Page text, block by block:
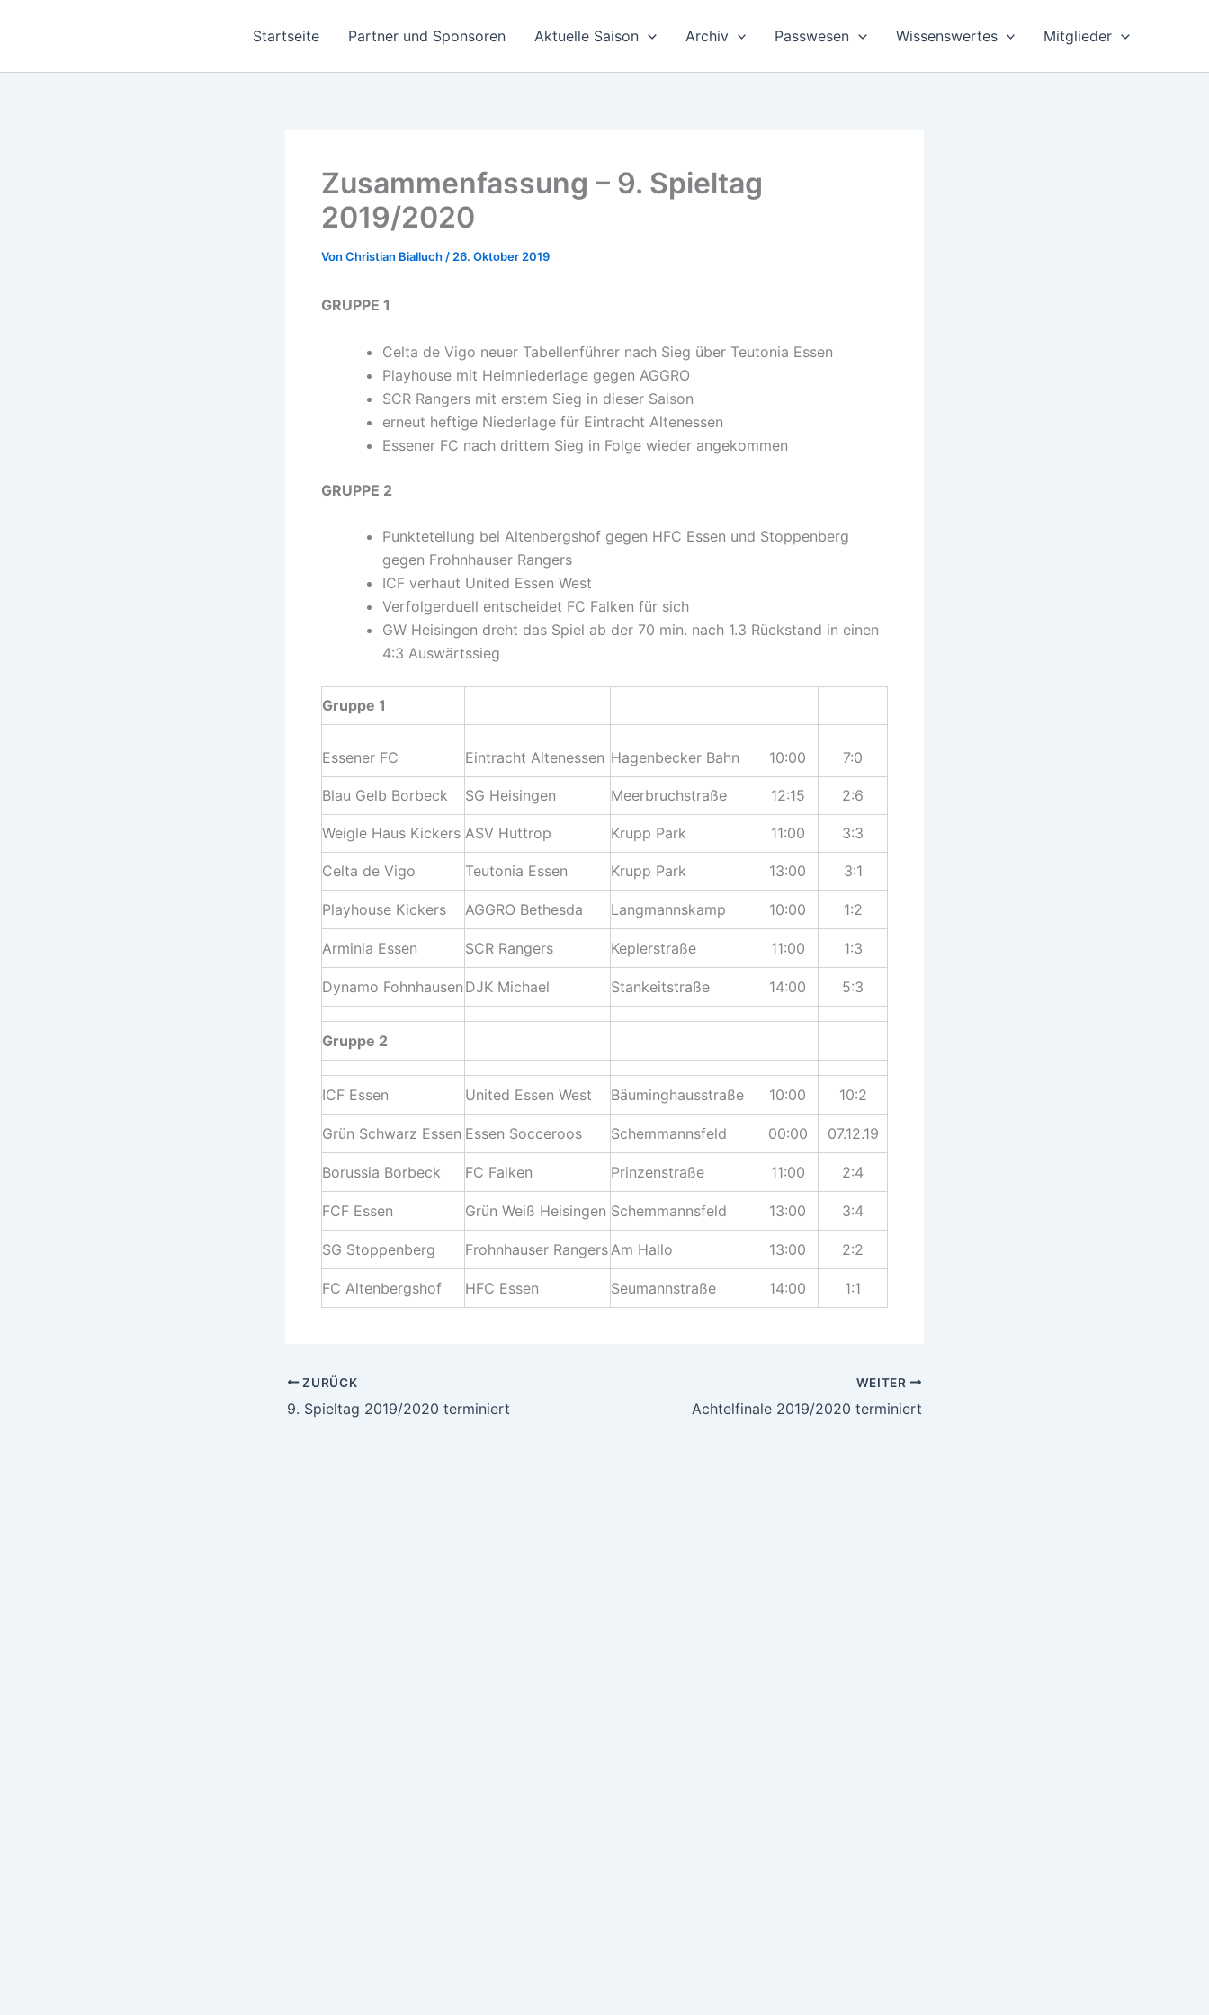
Startseite Partner und Sponsoren Aktuelle Saison Archiv Passwesen Wissenswertes Mitglieder
Zusammenfassung – 9. Spieltag
2019/2020
Von Christian Bialluch / 26. Oktober 2019
GRUPPE 1
Celta de Vigo neuer Tabellenführer nach Sieg über Teutonia Essen
Playhouse mit Heimniederlage gegen AGGRO
SCR Rangers mit erstem Sieg in dieser Saison
erneut heftige Niederlage für Eintracht Altenessen
Essener FC nach drittem Sieg in Folge wieder angekommen
GRUPPE 2
Punkteteilung bei Altenbergshof gegen HFC Essen und Stoppenberg
gegen Frohnhauser Rangers
ICF verhaut United Essen West
Verfolgerduell entscheidet FC Falken für sich
GW Heisingen dreht das Spiel ab der 70 min. nach 1.3 Rückstand in einen
4:3 Auswärtssieg
Gruppe 1
Essener FC Eintracht Altenessen Hagenbecker Bahn 10:00 7:0
Blau Gelb Borbeck SG Heisingen Meerbruchstraße 12:15 2:6
Weigle Haus Kickers ASV Huttrop Krupp Park 11:00 3:3
Celta de Vigo Teutonia Essen Krupp Park 13:00 3:1
Playhouse Kickers AGGRO Bethesda Langmannskamp 10:00 1:2
Arminia Essen SCR Rangers Keplerstraße 11:00 1:3
Dynamo Fohnhausen DJK Michael Stankeitstraße 14:00 5:3
Gruppe 2
ICF Essen United Essen West Bäuminghausstraße 10:00 10:2
Grün Schwarz Essen Essen Socceroos Schemmannsfeld 00:00 07.12.19
Borussia Borbeck FC Falken Prinzenstraße 11:00 2:4
FCF Essen Grün Weiß Heisingen Schemmannsfeld 13:00 3:4
SG Stoppenberg Frohnhauser RangersAm Hallo 13:00 2:2
FC Altenbergshof HFC Essen Seumannstraße 14:00 1:1
ZURÜCK
9. Spieltag 2019/2020 terminiert
WEITER
Achtelfinale 2019/2020 terminiert